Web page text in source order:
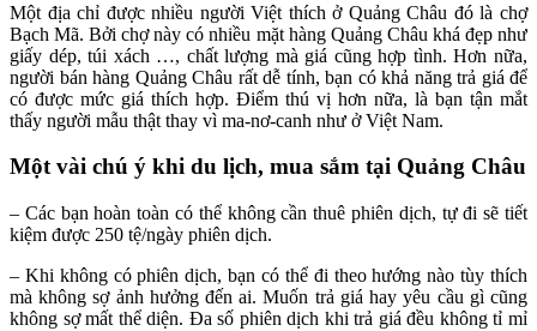
Một địa chỉ được nhiều người Việt thích ở Quảng Châu đó là chợ
Bạch Mã. Bởi chợ này có nhiều mặt hàng Quảng Châu khá đẹp như
giấy dép, túi xách …, chất lượng mà giá cũng hợp tình. Hơn nữa,
người bán hàng Quảng Châu rất dễ tính, bạn có khả năng trả giá để
có được mức giá thích hợp. Điểm thú vị hơn nữa, là bạn tận mắt
thấy người mẫu thật thay vì ma-nơ-canh như ở Việt Nam.
Một vài chú ý khi du lịch, mua sắm tại Quảng Châu
– Các bạn hoàn toàn có thể không cần thuê phiên dịch, tự đi sẽ tiết
kiệm được 250 tệ/ngày phiên dịch.
– Khi không có phiên dịch, bạn có thể đi theo hướng nào tùy thích
mà không sợ ảnh hưởng đến ai. Muốn trả giá hay yêu cầu gì cũng
không sợ mất thể diện. Đa số phiên dịch khi trả giá đều không tỉ mỉ